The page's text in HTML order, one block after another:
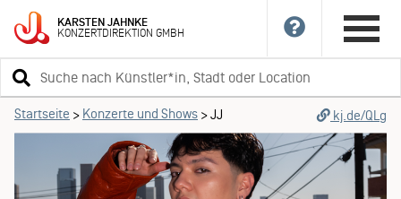
KARSTENJAHNKE
KONZERTDIREKTIONGMBH
Suchbegriff
eingeben
Startseite > Konzerte und Shows >JJ kj.de/QLg